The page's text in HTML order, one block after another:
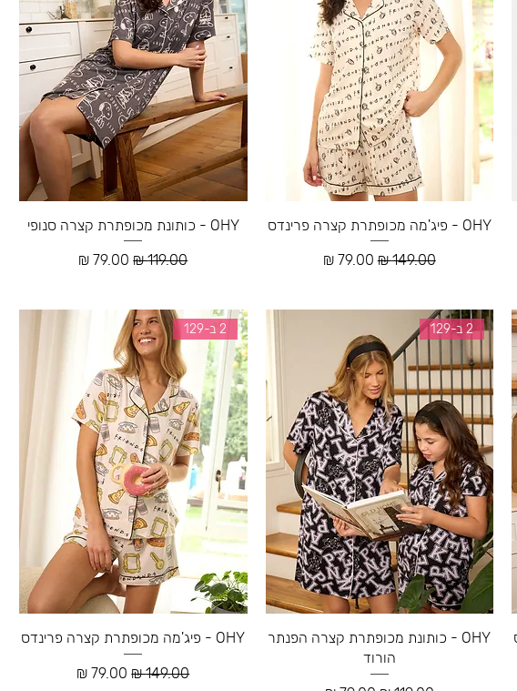
OHY - פיג'מה מכופתרת קצרה פרינדס
מחיר רגיל‏149.00 ‏₪ מחיר מבצע
OHY - כותונת מכופתרת קצרה סנופי
מחיר רגיל‏119.00 ‏₪ מחיר מבצע
2 ב-129
OHY - כותונת מכופתרת קצרה הפנתר
הורוד
2 ב-129
OHY - פיג'מה מכופתרת קצרה פרינדס
מחיר רגיל‏149.00 ‏₪ מחיר מבצע